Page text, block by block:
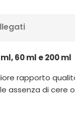
60 ml e 200 ml
rapporto
assenza di